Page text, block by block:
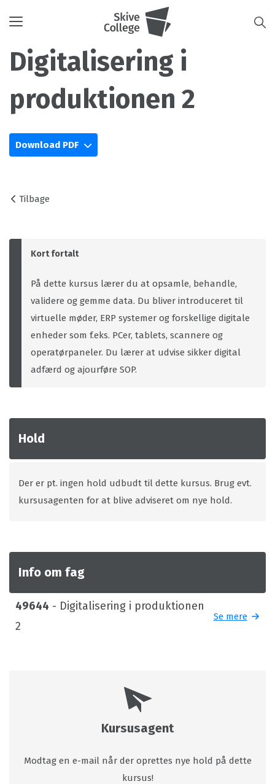
Toggle
Digitalisering i
produktionen 2
Download PDF
Tilbage
Kort fortalt
På dette kursus lærer du at opsamle, behandle,
validere og gemme data. Du bliver introduceret til
virtuelle møder, ERP systemer og forskellige digitale
enheder som f.eks. PCer, tablets, scannere og
operatørpaneler. Du lærer at udvise sikker digital
adfærd og ajourføre SOP.
Hold
Der er pt. ingen hold udbudt til dette kursus. Brug evt.
kursusagenten for at blive adviseret om nye hold.
Info om fag
49644 - Digitalisering i produktionen
2
Se mere
Kursusagent
Modtag en e-mail når der oprettes nye hold på dette
kursus!